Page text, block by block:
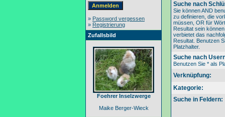
» Password vergessen
» Registrierung
Zufallsbild
Foehrer Inselzwerge
Maike Berger-Wieck
Suche nach
Sie können AND
zu definieren, die
müssen, OR für
Resultat sein
verbietet das
Resultat. Benutzen
Platzhalter.
Suche nach
Benutzen Sie * als
Verknüpfung:
Kategorie:
Suche in Feldern: